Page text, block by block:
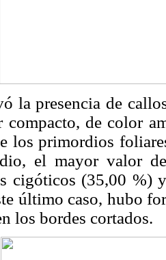
la presencia de
compacto, de color
los primordios
el mayor valor
cigóticos (35,00 %)
último caso, hubo
los bordes cortados.